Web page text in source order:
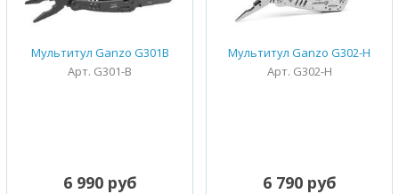
Мультитул Ganzo G301B
Арт. G301-B
6 990 руб
Мультитул Ganzo G302-Н
Арт. G302-H
6 790 руб